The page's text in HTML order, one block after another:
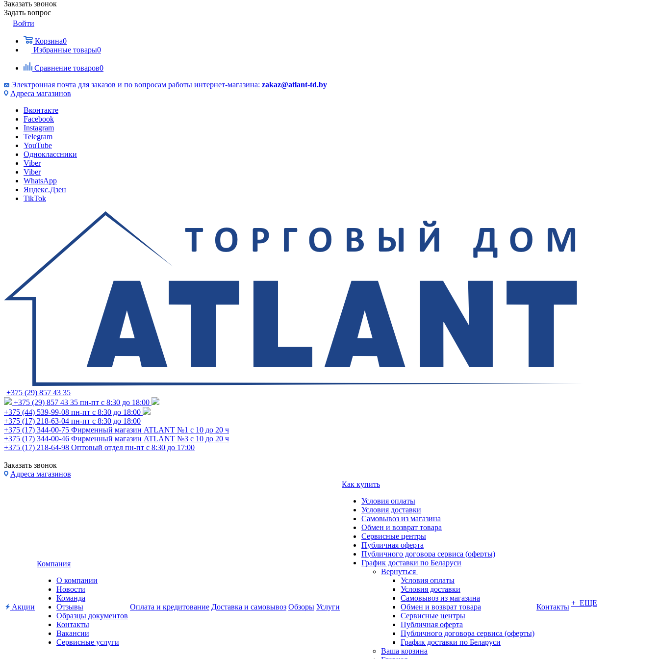
Заказать звонок
Задать вопрос
Войти
Корзина0
Избранные товары0
Сравнение товаров0
Электронная почта для заказов и по вопросам работы интернет-магазина: zakaz@atlant-td.by
Адреса магазинов
Вконтакте
Facebook
Instagram
Telegram
YouTube
Одноклассники
Viber
Viber
WhatsApp
Яндекс.Дзен
TikTok
+375 (29) 857 43 35
+375 (29) 857 43 35 пн-пт с 8:30 до 18:00
+375 (44) 539-99-08 пн-пт с 8:30 до 18:00
+375 (17) 218-63-04 пн-пт с 8:30 до 18:00
+375 (17) 344-00-75 Фирменный магазин ATLANT №1 с 10 до 20 ч
+375 (17) 344-00-46 Фирменный магазин ATLANT №3 с 10 до 20 ч
+375 (17) 218-64-98 Оптовый отдел пн-пт с 8:30 до 17:00
Заказать звонок
Адреса магазинов
Акции
Компания
О компании
Новости
Команда
Отзывы
Образцы документов
Контакты
Вакансии
Сервисные услуги
Оплата и кредитование Доставка и самовывоз Обзоры Услуги
Как купить
Условия оплаты
Условия доставки
Самовывоз из магазина
Обмен и возврат товара
Сервисные центры
Публичная оферта
Публичного договора сервиса (оферты)
График доставки по Беларуси
Вернуться
Условия оплаты
Условия доставки
Самовывоз из магазина
Обмен и возврат товара
Сервисные центры
Публичная оферта
Публичного договора сервиса (оферты)
График доставки по Беларуси
Ваша корзина
Контакты + ЕЩЕ